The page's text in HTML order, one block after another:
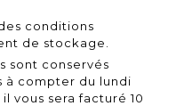
conditions
de stockage.
sont conservés
à compter du lundi
vous sera facturé 10